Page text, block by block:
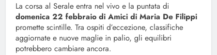
La corsa al Serale entra nel vivo e la puntata di
domenica 22 febbraio di Amici di Maria De Filippi
promette scintille. Tra ospiti d’eccezione, classifiche
aggiornate e nuove maglie in palio, gli equilibri
potrebbero cambiare ancora.